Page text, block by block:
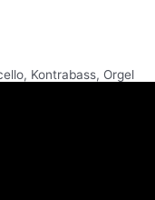
Kontrabass, Orgel